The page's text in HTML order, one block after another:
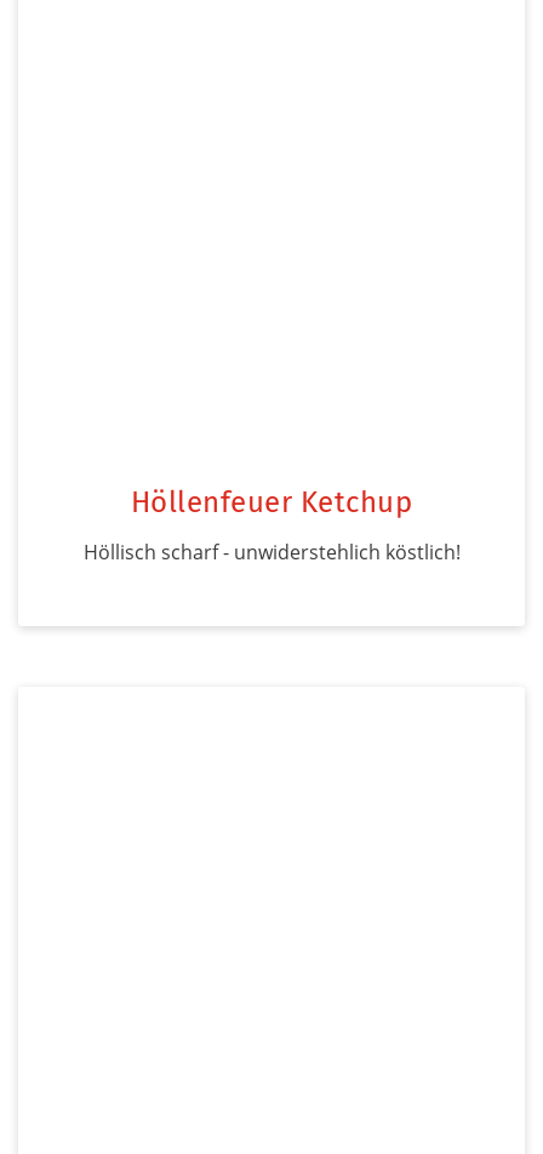
Höllenfeuer Ketchup
Höllisch scharf - unwiderstehlich köstlich!